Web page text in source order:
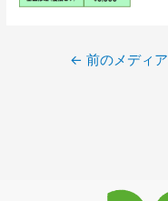
← 前のメディア